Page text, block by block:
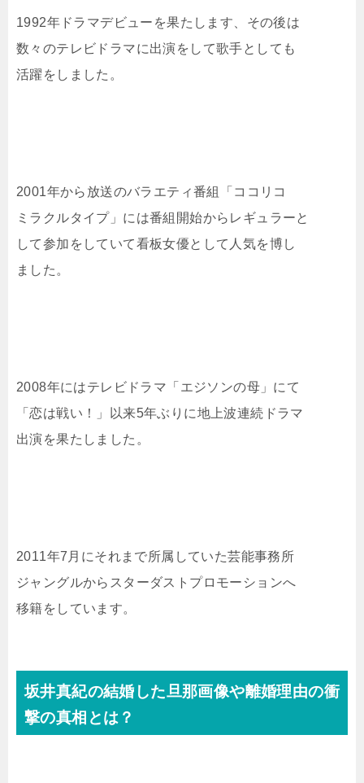
1992年ドラマデビューを果たします、その後は
数々のテレビドラマに出演をして歌手としても
活躍をしました。
2001年から放送のバラエティ番組「ココリコ
ミラクルタイプ」には番組開始からレギュラーと
して参加をしていて看板女優として人気を博し
ました。
2008年にはテレビドラマ「エジソンの母」にて
「恋は戦い！」以来5年ぶりに地上波連続ドラマ
出演を果たしました。
2011年7月にそれまで所属していた芸能事務所
ジャングルからスターダストプロモーションへ
移籍をしています。
坂井真紀の結婚した旦那画像や離婚理由の衝
撃の真相とは？